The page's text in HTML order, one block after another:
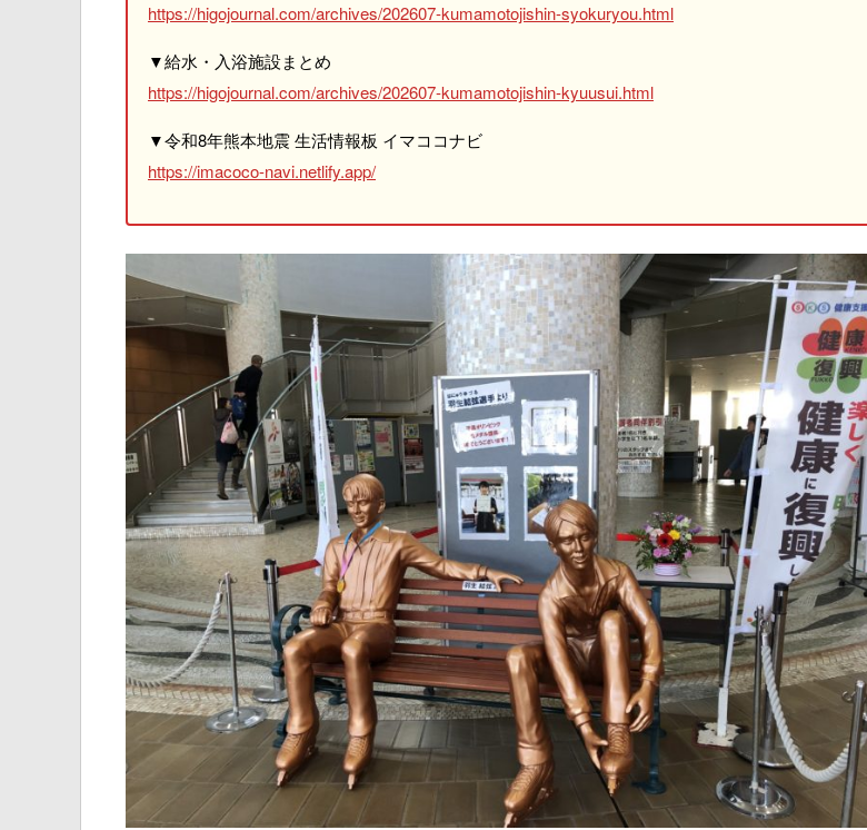
https://higojournal.com/archives/202607-kumamotojishin-syokuryou.html
▼給水・入浴施設まとめ
https://higojournal.com/archives/202607-kumamotojishin-kyuusui.html
▼令和8年熊本地震 生活情報板 イマココナビ
https://imacoco-navi.netlify.app/